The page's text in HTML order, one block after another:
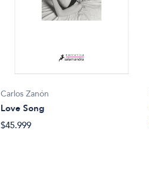
Carlos Zanón
Love Song
$45.999